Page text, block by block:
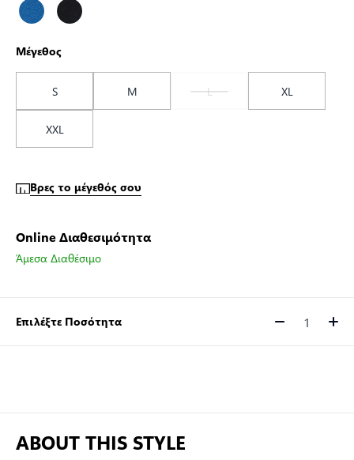
Μέγεθος
S M L
XL
XXL
Βρες το μέγεθός σου
Online Διαθεσιμότητα
Άμεσα Διαθέσιμο
Επιλέξτε Ποσότητα Ποσότητα
ABOUT THIS STYLE